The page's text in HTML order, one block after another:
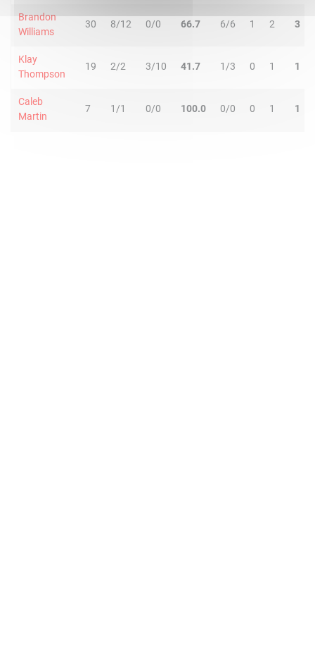
Brandon
Williams
30 8/12 0/0 66.7 6/6 1 2 3
Klay
Thompson
19 2/2 3/10 41.7 1/3 0 1 1
Caleb
Martin
7 1/1 0/0 100.0 0/0 0 1 1